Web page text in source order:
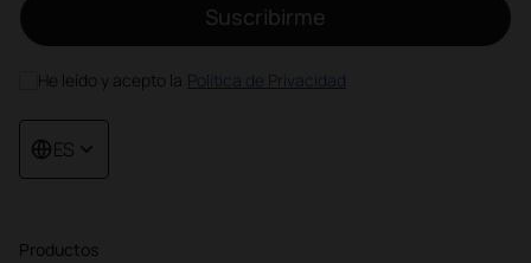
Productos
Suscribirme
He leído y acepto la Política de Privacidad
ES